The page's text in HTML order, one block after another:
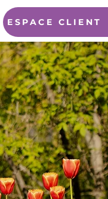
ESPACE CLIENT